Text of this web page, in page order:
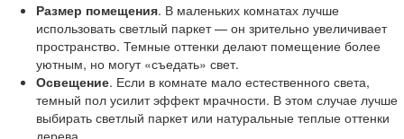
Размер помещения. В маленьких комнатах лучше
использовать светлый паркет — он зрительно увеличивает
пространство. Темные оттенки делают помещение более
уютным, но могут «съедать» свет.
Освещение. Если в комнате мало естественного света,
темный пол усилит эффект мрачности. В этом случае лучше
выбирать светлый паркет или натуральные теплые оттенки
дерева.